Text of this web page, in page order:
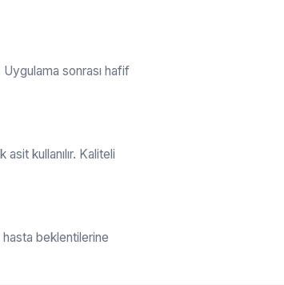
Uygulama sonrası hafif
kullanılır. Kaliteli
hasta beklentilerine